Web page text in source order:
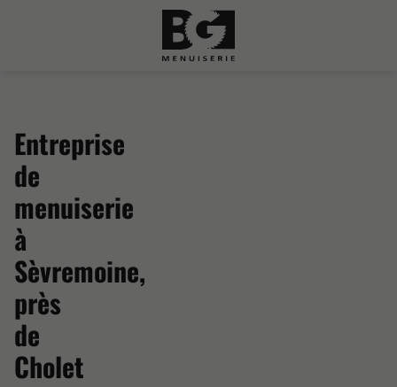
Entreprise
de
menuiserie
à
Sèvremoine,
près
de
Cholet